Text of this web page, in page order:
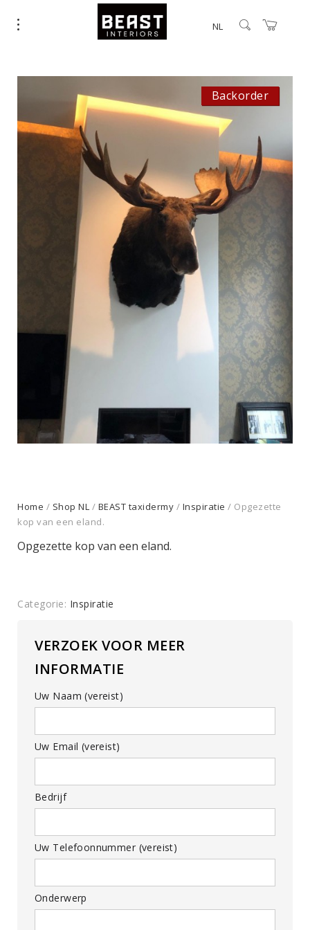
NL
Backorder
Home / Shop NL / BEAST taxidermy / Inspiratie / Opgezette
kop van een eland.
Opgezette kop van een eland.
Categorie: Inspiratie
VERZOEK VOOR MEER
INFORMATIE
Uw Naam (vereist)
Uw Email (vereist)
Bedrijf
Uw Telefoonnummer (vereist)
Onderwerp